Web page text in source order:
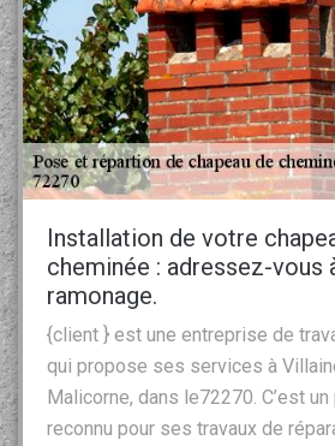
Installation de votre
cheminée : adressez-vous
ramonage.
{client } est une entreprise de
qui propose ses services à
Malicorne, dans le72270. C’est
reconnu pour ses travaux de